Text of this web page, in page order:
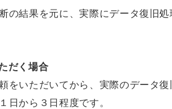
の結果を元に、実際にデータ復旧
だく場合
をいただいてから、実際のデータ復
日から３日程度です。